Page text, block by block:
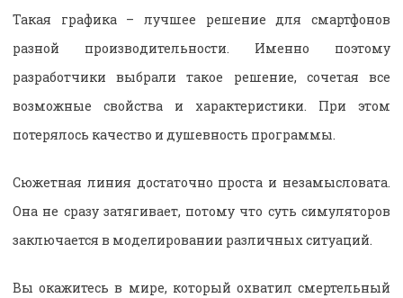
Такая графика – лучшее решение для смартфонов
разной производительности. Именно поэтому
разработчики выбрали такое решение, сочетая все
возможные свойства и характеристики. При этом
потерялось качество и душевность программы.
Сюжетная линия достаточно проста и незамысловата.
Она не сразу затягивает, потому что суть симуляторов
заключается в моделировании различных ситуаций.
Вы окажитесь в мире, который охватил смертельный